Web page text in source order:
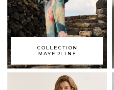
COLLECTION
MAYERLINE